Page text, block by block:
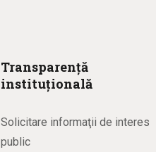
Transparență
instituțională
Solicitare informaţii de interes
public